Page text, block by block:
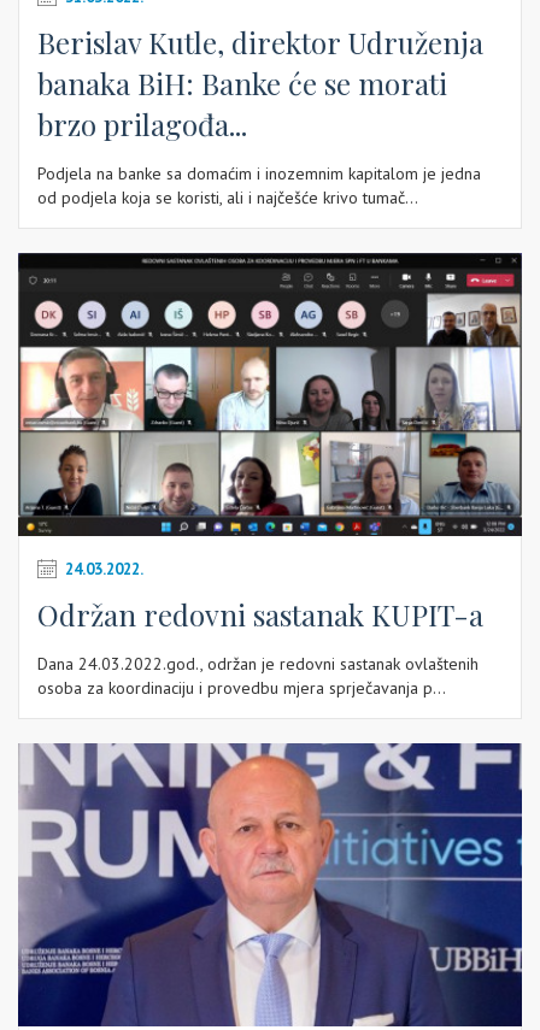
Berislav Kutle, direktor Udruženja
banaka BiH: Banke će se morati
brzo prilagođa...
Podjela na banke sa domaćim i inozemnim kapitalom je jedna
od podjela koja se koristi, ali i najčešće krivo tumač...
24.03.2022.
Održan redovni sastanak KUPIT-a
Dana 24.03.2022.god., održan je redovni sastanak ovlaštenih
osoba za koordinaciju i provedbu mjera sprječavanja p...